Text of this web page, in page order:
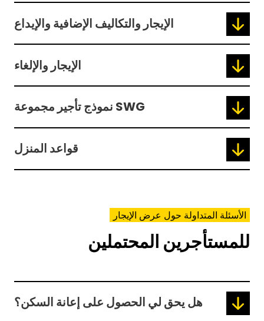
الإيجار والتكاليف الإضافية والإيداع
الإيجار والإلغاء
نموذج تأجير مجموعة SWG
قواعد المنزل
الأسئلة المتداولة حول عرض الإيجار
للمستأجرين المحتملين
هل يحق لي الحصول على إعانة السكن؟